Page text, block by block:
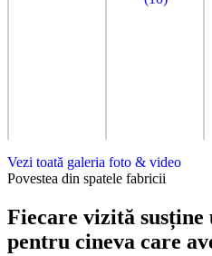
Vezi toată galeria foto & video
Povestea din spatele fabricii
Fiecare vizită susține
pentru cineva care